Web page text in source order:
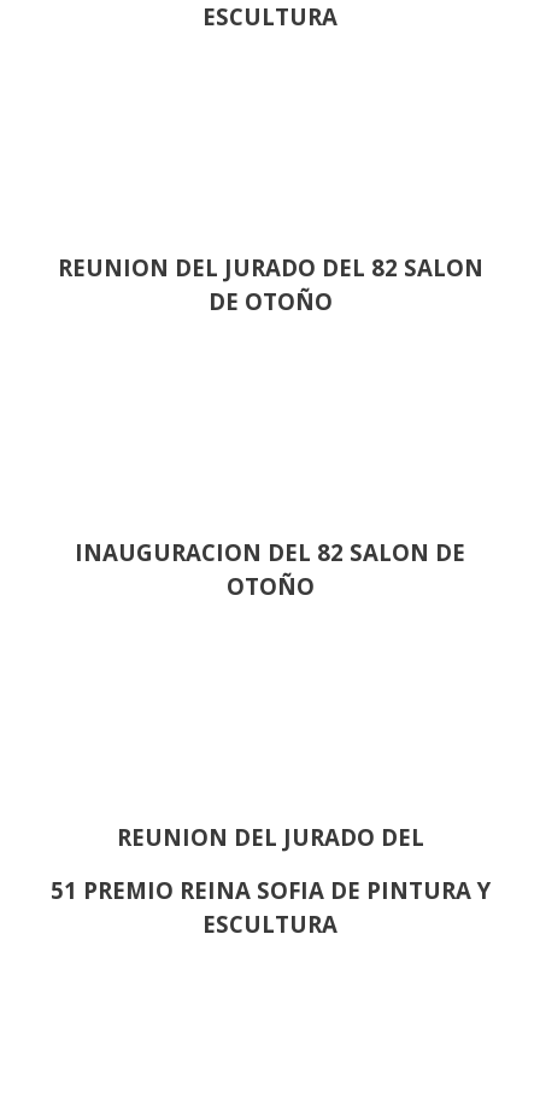
ESCULTURA
REUNION DEL JURADO DEL 82 SALON
DE OTOÑO
INAUGURACION DEL 82 SALON DE
OTOÑO
REUNION DEL JURADO DEL
51 PREMIO REINA SOFIA DE PINTURA Y
ESCULTURA